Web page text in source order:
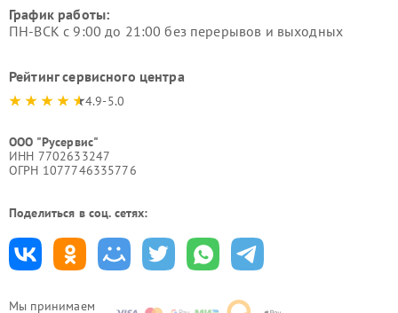
Мы принимаем
График работы:
ПН-ВСК с 9:00 до 21:00 без перерывов и выходных
Рейтинг сервисного центра
4.9-5.0
ООО "Русервис"
ИНН 7702633247
ОГРН 1077746335776
Поделиться в соц. сетях: